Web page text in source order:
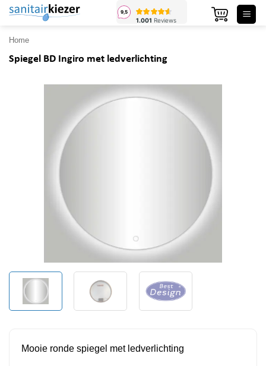
Ga
inhoud
Home
Spiegel BD Ingiro met ledverlichting
Mooie ronde spiegel met ledverlichting